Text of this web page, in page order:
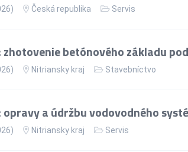
Česká republika Servis
betónového základu
Nitriansky kraj Stavebníctvo
a údržbu vodovodného
Nitriansky kraj Servis